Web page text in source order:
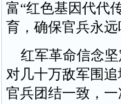
富“红色基因代代
育，确保官兵永远
红军革命信念坚
对几十万敌军围
官兵团结一致，